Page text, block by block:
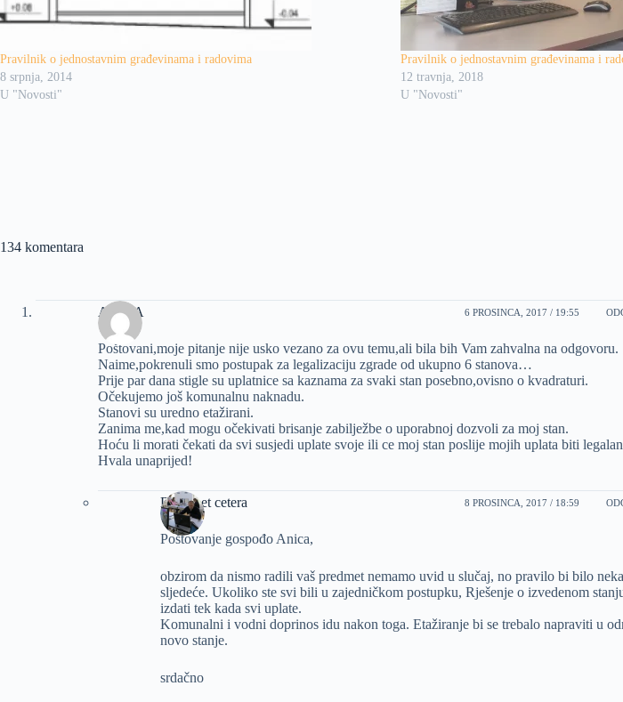
Pravilnik o jednostavnim građevinama i radovima
8 srpnja, 2014
U "Novosti"
Pravilnik o jednostavnim građevinama i
12 travnja, 2018
U "Novosti"
134 komentara
ANICA 6 PROSINCA, 2017 / 19:55
Poštovani,moje pitanje nije usko vezano za ovu temu,ali bila bih Vam zahvalna na odgovoru.
Naime,pokrenuli smo postupak za legalizaciju zgrade od ukupno 6 stanova…
Prije par dana stigle su uplatnice sa kaznama za svaki stan posebno,ovisno o kvadraturi.
Očekujemo još komunalnu naknadu.
Stanovi su uredno etažirani.
Zanima me,kad mogu očekivati brisanje zabilježbe o uporabnoj dozvoli za moj stan.
Hoću li morati čekati da svi susjedi uplate svoje ili ce moj stan poslije mojih uplata biti
Hvala unaprijed!
Dizajn et cetera 8 PROSINCA, 2017 / 18:59
Poštovanje gospođo Anica,
obzirom da nismo radili vaš predmet nemamo uvid u slučaj, no pravilo bi bilo
sljedeće. Ukoliko ste svi bili u zajedničkom postupku, Rješenje o izvedenom
izdati tek kada svi uplate.
Komunalni i vodni doprinos idu nakon toga. Etažiranje bi se trebalo napraviti u
novo stanje.
srdačno